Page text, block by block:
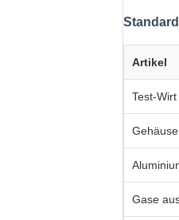
Artikel
Test-Wirt
Gase